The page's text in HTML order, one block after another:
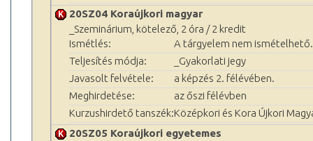
20SZ04 Koraújkori magyar
_Szeminárium, kötelező, 2 óra / 2 kredit
Ismétlés:
A tárgyelem nem ismételhető.
Teljesítés módja:
_Gyakorlati jegy
Javasolt felvétele:
a képzés 2. félévében.
Meghirdetése:
az őszi félévben
Kurzushirdető tanszék:Középkori és Kora Újkori
20SZ05 Koraújkori egyetemes